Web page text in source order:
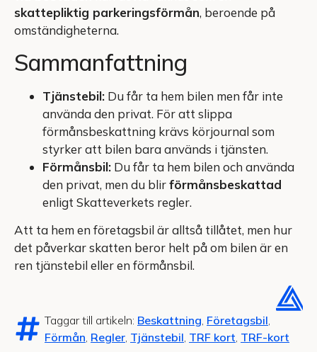
skattepliktig parkeringsförmån, beroende på
omständigheterna.
Sammanfattning
Tjänstebil: Du får ta hem bilen men får inte
använda den privat. För att slippa
förmånsbeskattning krävs körjournal som
styrker att bilen bara används i tjänsten.
Förmånsbil: Du får ta hem bilen och använda
den privat, men du blirförmånsbeskattad
enligt Skatteverkets regler.
Att ta hem en företagsbil är alltså tillåtet, men hur
det påverkar skatten beror helt på om bilen är en
ren tjänstebil eller en förmånsbil.
Taggar till artikeln: Beskattning Företagsbil
Förmån Regler Tjänstebil TRF kort TRF-kort